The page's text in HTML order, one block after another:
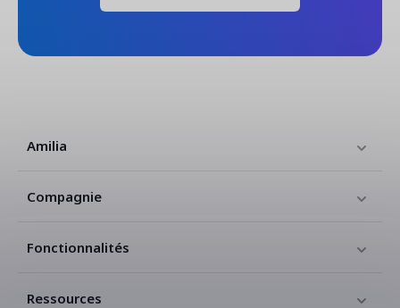
Amilia
Compagnie
Fonctionnalités
Ressources